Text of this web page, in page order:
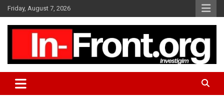
k
Friday, August 7, 2026